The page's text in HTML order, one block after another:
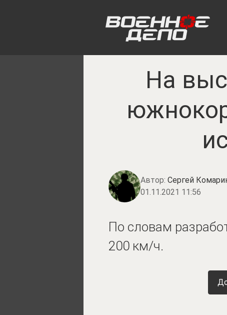
На
Автор: Сергей
01.11.2021 11:56
По словам
200 км/ч.